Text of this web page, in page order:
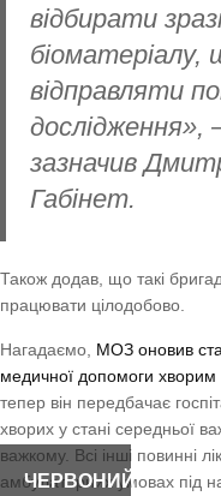
відбирати
біоматеріалу,
відправляти
дослідження»,
зазначив
Габінет.
Також додав, що такі
працювати цілодобово.
Нагадаємо, МОЗ оновив
медичної допомоги
тепер він передбачає
хворих у стані середньої
важкому. Всі інші повинні
амбулаторних умовах під
ЧЕРВОНИЙ